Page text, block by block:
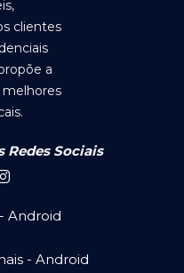
clientes
a
Redes Sociais
Android
- Android